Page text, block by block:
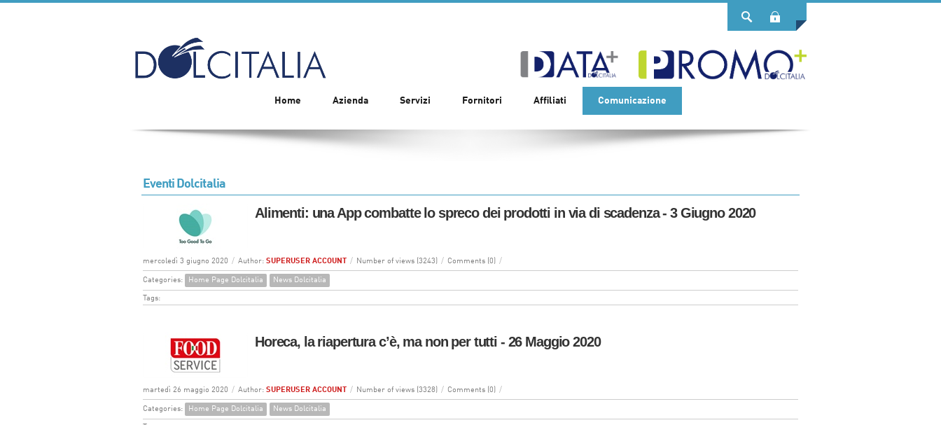
Home Azienda Servizi Fornitori Affiliati Comunicazione
Eventi Dolcitalia
Alimenti: una App combatte lo spreco dei prodotti in via di scadenza - 3 Giugno 2020
mercoledì 3 giugno 2020 / Author: SUPERUSER ACCOUNT / Number of views (3243) / Comments (0) /
Categories: Home Page Dolcitalia News Dolcitalia
Tags:
Horeca, la riapertura c’è, ma non per tutti - 26 Maggio 2020
martedì 26 maggio 2020 / Author: SUPERUSER ACCOUNT / Number of views (3328) / Comments (0) /
Categories: Home Page Dolcitalia News Dolcitalia